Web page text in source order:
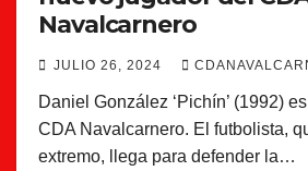
Navalcarnero
JULIO 26, 2024
Daniel González ‘Pichín’ (1992)
CDA Navalcarnero. El futbolista,
extremo, llega para defender la…